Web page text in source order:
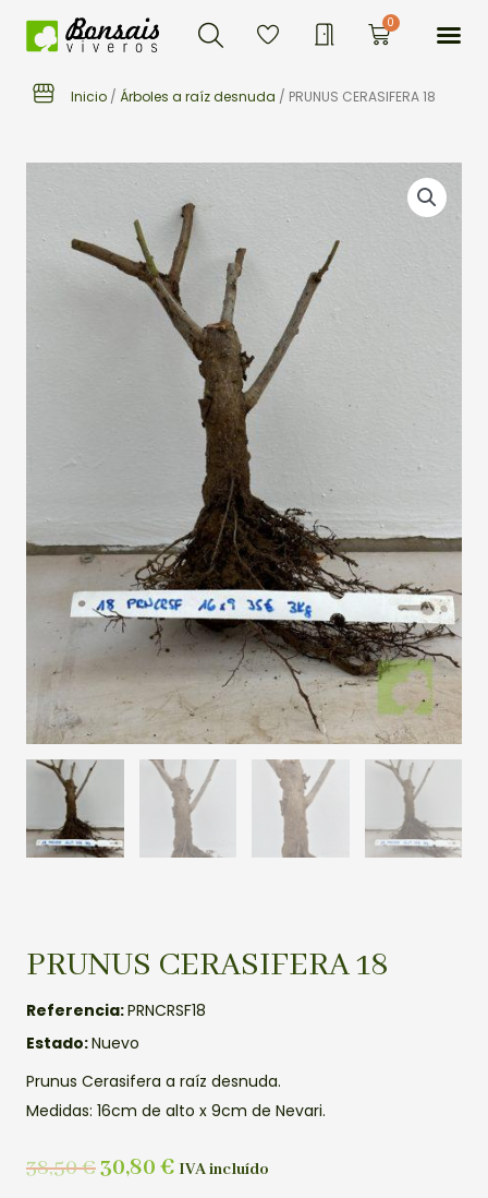
Buscar 0Carrito
Inicio / Árboles a raíz desnuda / PRUNUS CERASIFERA 18
PRUNUS CERASIFERA 18
Referencia:PRNCRSF18
Estado:Nuevo
Prunus Cerasifera a raíz desnuda.
Medidas: 16cm de alto x 9cm de Nevari.
38,50€30,80 € IVA incluído